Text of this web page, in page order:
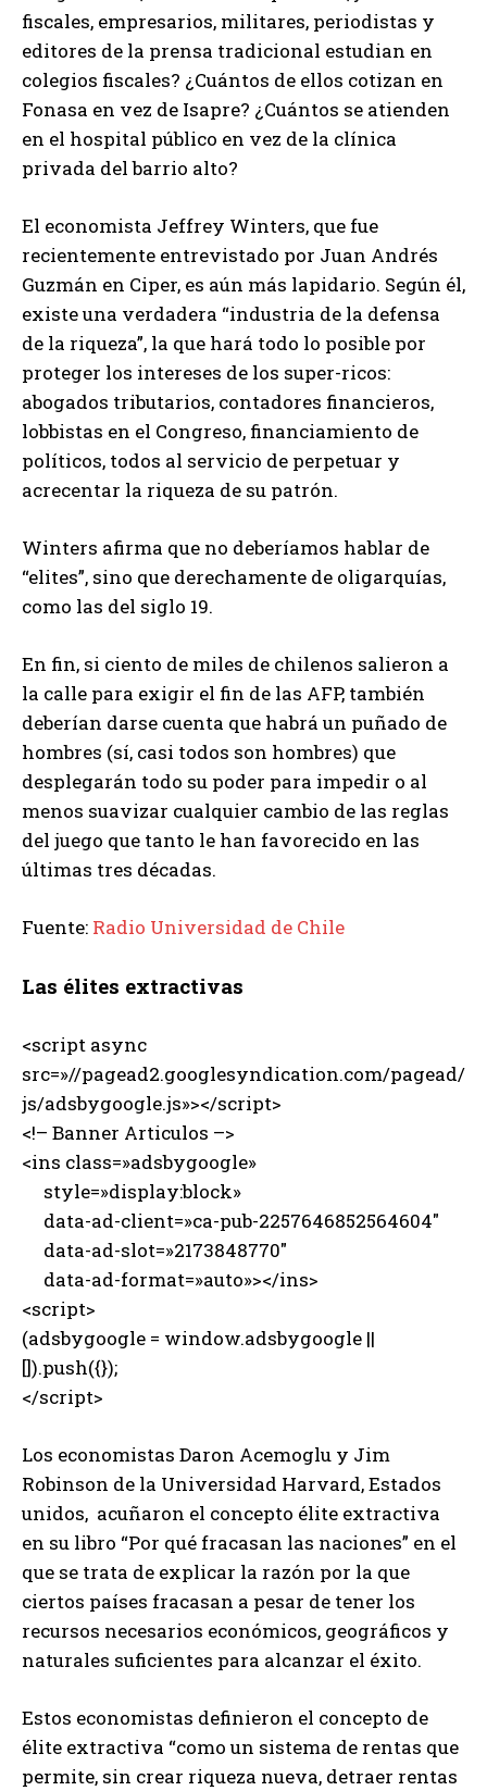
fiscales, empresarios, militares, periodistas y
editores de la prensa tradicional estudian en
colegios fiscales? ¿Cuántos de ellos cotizan en
Fonasa en vez de Isapre? ¿Cuántos se atienden
en el hospital público en vez de la clínica
privada del barrio alto?
El economista Jeffrey Winters, que fue
recientemente entrevistado por Juan Andrés
Guzmán en Ciper, es aún más lapidario. Según él,
existe una verdadera “industria de la defensa
de la riqueza”, la que hará todo lo posible por
proteger los intereses de los super-ricos:
abogados tributarios, contadores financieros,
lobbistas en el Congreso, financiamiento de
políticos, todos al servicio de perpetuar y
acrecentar la riqueza de su patrón.
Winters afirma que no deberíamos hablar de
“elites”, sino que derechamente de oligarquías,
como las del siglo 19.
En fin, si ciento de miles de chilenos salieron a
la calle para exigir el fin de las AFP, también
deberían darse cuenta que habrá un puñado de
hombres (sí, casi todos son hombres) que
desplegarán todo su poder para impedir o al
menos suavizar cualquier cambio de las reglas
del juego que tanto le han favorecido en las
últimas tres décadas.
Fuente: Radio Universidad de Chile
Las élites extractivas
<script async
src=»//pagead2.googlesyndication.com/pagead/
js/adsbygoogle.js»></script>
<!– Banner Articulos –>
<ins class=»adsbygoogle»
style=»display:block»
data-ad-client=»ca-pub-2257646852564604″
data-ad-slot=»2173848770″
data-ad-format=»auto»></ins>
<script>
(adsbygoogle = window.adsbygoogle ||
[]).push({});
</script>
Los economistas Daron Acemoglu y Jim
Robinson de la Universidad Harvard, Estados
unidos, acuñaron el concepto élite extractiva
en su libro “Por qué fracasan las naciones” en el
que se trata de explicar la razón por la que
ciertos países fracasan a pesar de tener los
recursos necesarios económicos, geográficos y
naturales suficientes para alcanzar el éxito.
Estos economistas definieron el concepto de
élite extractiva “como un sistema de rentas que
permite, sin crear riqueza nueva, detraer rentas